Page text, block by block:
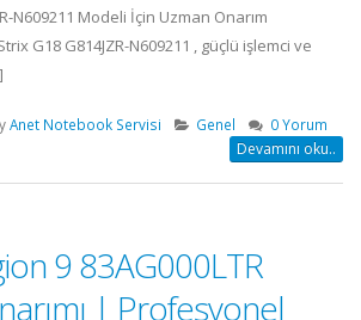
N609211 Modeli İçin Uzman Onarım
G18 G814JZR-N609211 , güçlü işlemci ve
Anet Notebook Servisi Genel 0 Yorum
Devamını oku..
9 83AG000LTR
| Profesyonel